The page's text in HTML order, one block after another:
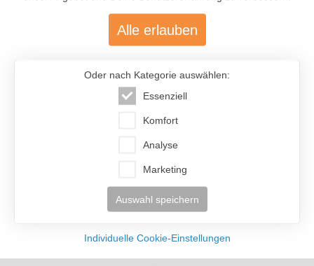
477.200
Über 477.200 aktive Mitglieder
Alle erlauben
Oder nach Kategorie auswählen:
Essenziell
Komfort
Analyse
Marketing
Auswahl speichern
Individuelle Cookie-Einstellungen